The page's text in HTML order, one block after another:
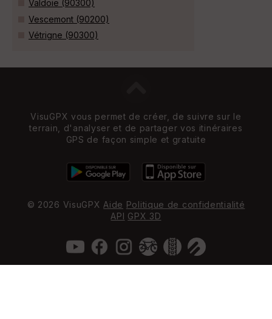
Valdoie (90300)
Vescemont (90200)
Vétrigne (90300)
VisuGPX vous permet de créer, de suivre sur le
terrain, d'analyser et de partager vos itinéraires
GPS de façon simple et gratuite
© 2026 VisuGPX Aide Politique de confidentialité
API GPX 3D